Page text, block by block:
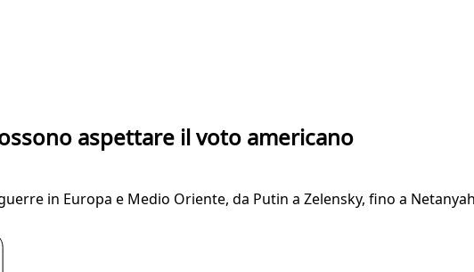
aspettare il voto americano
in Europa e Medio Oriente, da Putin a Zelensky, fino a